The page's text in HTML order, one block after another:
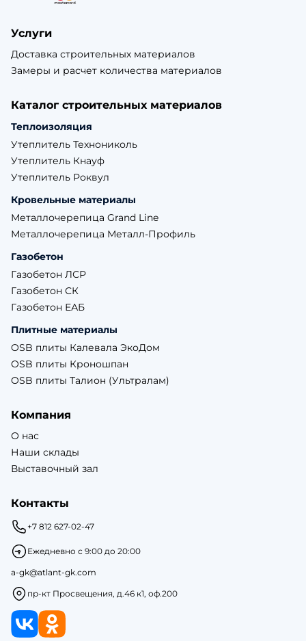
Услуги
Доставка строительных материалов
Замеры и расчет количества материалов
Каталог строительных материалов
Теплоизоляция
Утеплитель Технониколь
Утеплитель Кнауф
Утеплитель Роквул
Кровельные материалы
Металлочерепица Grand Line
Металлочерепица Металл-Профиль
Газобетон
Газобетон ЛСР
Газобетон СК
Газобетон ЕАБ
Плитные материалы
OSB плиты Калевала ЭкоДом
OSB плиты Кроношпан
OSB плиты Талион (Ультралам)
Компания
О нас
Наши склады
Выставочный зал
Контакты
+7 812 627-02-47
Ежедневно с 9:00 до 20:00
a-gk@atlant-gk.com
пр-кт Просвещения, д.46 к1, оф.200